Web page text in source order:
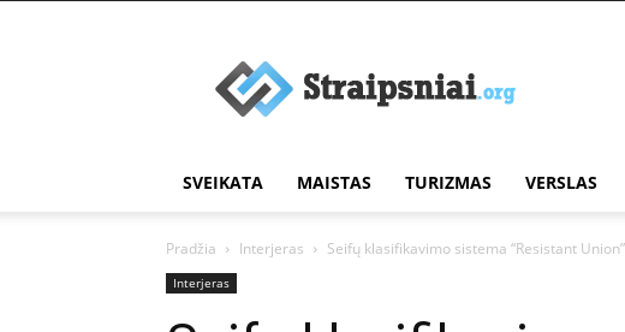
straipsniai
SVEIKATA MAISTAS TURIZMAS VERSLAS
Pradžia Interjeras Seifų klasifikavimo sistema “Resistant Union”
Interjeras